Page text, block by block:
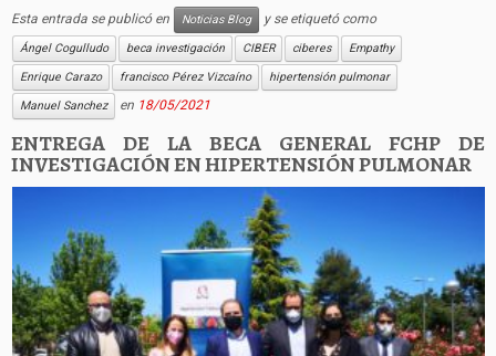
Esta entrada se publicó en Noticias Blog y se etiquetó como
Ángel Cogulludo beca investigación CIBER ciberes
Empathy
Enrique Carazo
francisco Pérez Vizcaíno
hipertensión pulmonar
Manuel Sanchez
en 18/05/2021
ENTREGA DE LA BECA GENERAL FCHP DE
INVESTIGACIÓN EN HIPERTENSIÓN PULMONAR